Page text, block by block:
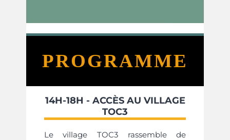
PROGRAMME
14H-18H - ACCÈS AU VILLAGE
TOC3
Le village TOC3 rassemble de